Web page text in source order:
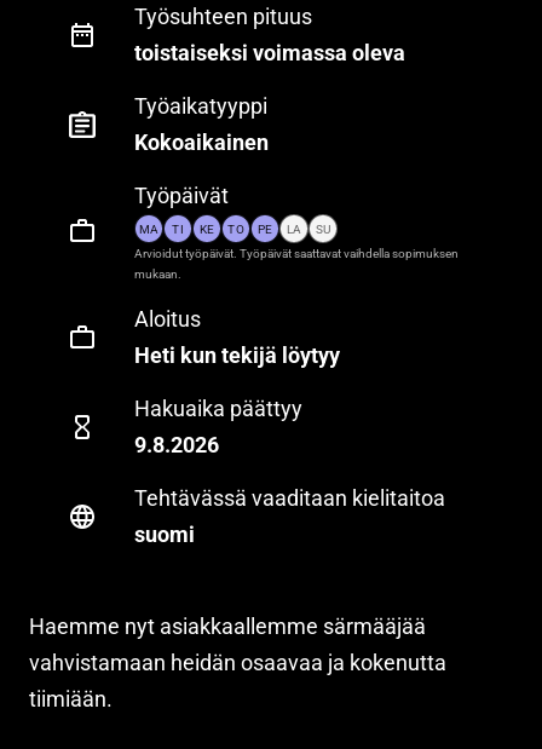
Haemme nyt asiakkaallemme särmääjää
vahvistamaan heidän osaavaa ja kokenutta
tiimiään.
Työsuhteen pituus
toistaiseksi voimassa oleva
Työaikatyyppi
Kokoaikainen
Työpäivät
MA TI KE TO PE LA
SU
Arvioidut työpäivät. Työpäivät saattavat vaihdella sopimuksen
mukaan.
Aloitus
Heti kun tekijä löytyy
Hakuaika päättyy
9.8.2026
Tehtävässä vaaditaan kielitaitoa
suomi